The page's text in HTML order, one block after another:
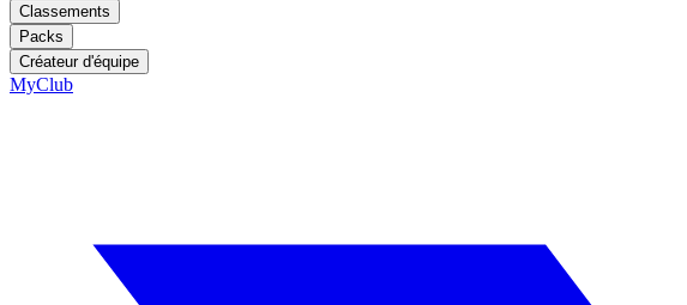
Classements
Packs
Créateur d'équipe
MyClub